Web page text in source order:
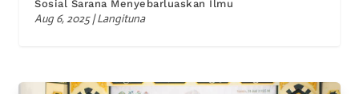
Sosial Sarana Menyebarluaskan Ilmu
Aug 6, 2025|Langituna